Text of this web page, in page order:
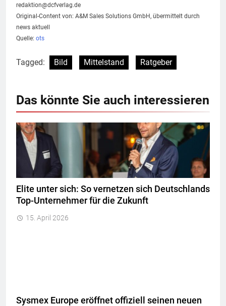
redaktion@dcfverlag.de
Original-Content von: A&M Sales Solutions GmbH, übermittelt durch
news aktuell
Quelle: ots
Tagged: Bild Mittelstand Ratgeber
Das könnte Sie auch interessieren
Elite unter sich: So vernetzen sich Deutschlands
Top-Unternehmer für die Zukunft
15. April 2026
Sysmex Europe eröffnet offiziell seinen neuen